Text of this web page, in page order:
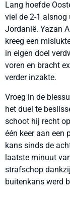
Lang hoefde
viel de 2-1
Jordanië. Yazan
kreeg een
in eigen doel
voren en bracht
verder inzakte.
Vroeg in de
het duel te
schoot hij recht
één keer aan een
kans sinds de
laatste minuut
strafschop
buitenkans werd